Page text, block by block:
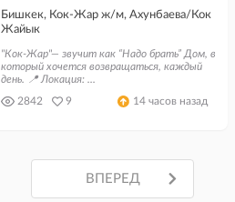
Бишкек, Кок-Жар ж/м, Ахунбаева/Кок
Жайык
"Кок-Жар"— звучит как “Надо брать” Дом, в
который хочется возвращаться, каждый
день. 📍 Локация: ...
2842
9 14 часов назад
ВПЕРЕД ВПЕРЕД